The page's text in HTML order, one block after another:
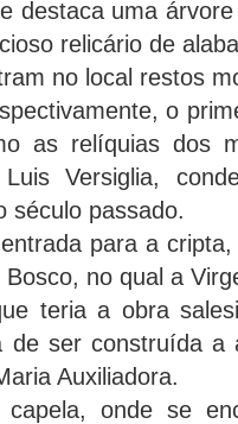
destaca uma
relicário de
no local restos
o
as relíquias dos
Versiglia,
século passado.
para a
no qual a
teria a obra
de ser construída
Auxiliadora.
onde se